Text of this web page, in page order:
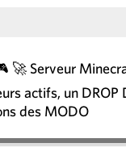
🚀 Serveur
actifs, un DROP
des MODO